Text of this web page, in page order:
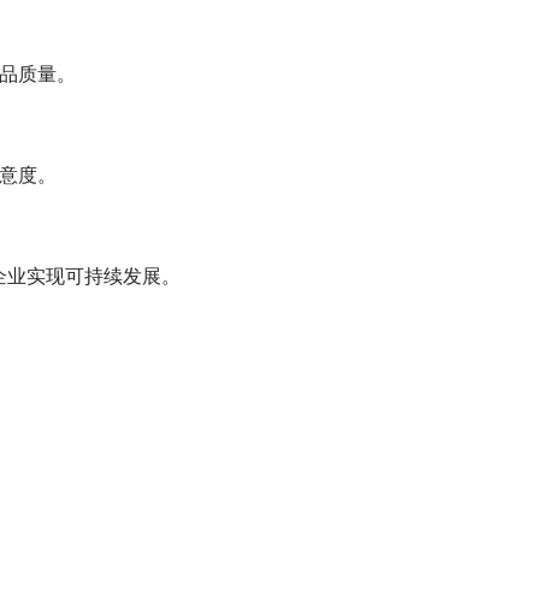
质量。
度。
实现可持续发展。